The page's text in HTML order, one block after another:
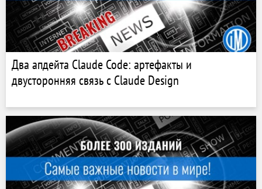
Два апдейта Claude Code: артефакты и
двусторонняя связь с Claude Design